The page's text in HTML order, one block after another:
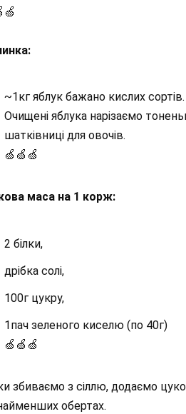
~1кг яблук бажано кислих сортів.
Очищені яблука нарізаємо
шатківниці для овочів.
🍏🍏🍏
маса на 1 корж:
2 білки,
дрібка солі,
100г цукру,
1пач зеленого киселю (по 40г)
🍏🍏🍏
збиваємо з сіллю, додаємо
обертах.